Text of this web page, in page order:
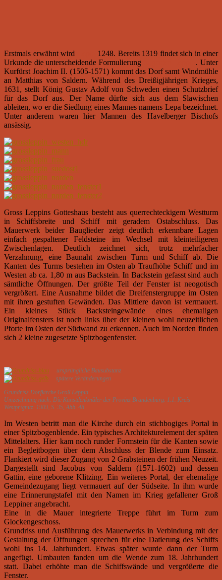
Erstmals erwähnt wird
1248. Bereits 1319 findet sich in einer
Urkunde die unterscheidende Formulierung
. Unter
Kurfürst Joachim II. (1505-1571) kommt das Dorf samt Windmühle
an Matthias von Saldern. Während des Dreißigjährigen Krieges,
1631, stellt König Gustav Adolf von Schweden einen Schutzbrief
für das Dorf aus. Der Name dürfte sich aus dem Slawischen
ableiten, wo er die Siedlung eines Mannes namens Lepa bezeichnet.
Unter anderem waren hier Mannen des Havelberger Bischofs
ansässig.
Gross Leppins Gotteshaus besteht aus querrechteckigem Westturm
in Schiffsbreite und Schiff mit geradem Ostabschluss. Das
Mauerwerk beider Bauglieder zeigt deutlich erkennbare Lagen
einfach gespaltener Feldsteine im Wechsel mit kleinteiligeren
Zwischenlagen. Deutlich zeichnet sich, trotz mehrfacher
Verzahnung, eine Baunaht zwischen Turm und Schiff ab. Die
Kanten des Turms bestehen im Osten ab Traufhöhe Schiff und im
Westen ab ca. 1,80 m aus Backstein. In Backstein gefasst sind auch
sämtliche Öffnungen. Der größte Teil der Fenster ist neogotisch
vergrößert. Eine Ausnahme bildet die Dreifenstergruppe im Osten
mit ihren gestuften Gewänden. Das Mittlere davon ist vermauert.
Ein kleines Stück Backsteingewände eines ehemaligen
Originalfensters ist noch links über der kleinen wohl neuzeitlichen
Pforte im Osten der Südwand zu erkennen. Auch im Norden finden
sich 2 kleine zugesetzte Spitzbogenfenster.
ursprüngliche Bausubstanz
spätere Veränderungen
Grundriss Dorfkirche Groß Leppin
Umzeichnung nach: Die Kunstdenkmäler der Provinz Brandenburg. 1.1. Kreis
Westprignitz. 1909, S. 35, Abb. 48
Im Westen betritt man die Kirche durch ein stichbogiges Portal in
einer Spitzbogenblende. Ein typisches Architekturelement der späten
Mittelalters. Hier kam noch runder Formstein für die Kanten sowie
ein Begleitbogen über dem Abschluss der Blende zum Einsatz.
Flankiert wird dieser Zugang von 2 Grabsteinen der frühen Neuzeit.
Dargestellt sind Jacobus von Saldern (1571-1602) und dessen
Gattin, eine geborene Klitzing. Ein weiteres Portal, der ehemalige
Gemeindezugang liegt vermauert auf der Südseite. In ihm wurde
eine Erinnerungstafel mit den Namen im Krieg gefallener Groß
Leppiner angebracht.
Eine in die Mauer integrierte Treppe führt im Turm zum
Glockengeschoss.
Grundriss und Ausführung des Mauerwerks in Verbindung mit der
Gestaltung der Öffnungen sprechen für eine Datierung des Schiffs
wohl ins 14. Jahrhundert. Etwas später wurde dann der Turm
angefügt. Umbauten fanden um die Wende zum 18. Jahrhundert
statt. Dabei erhöhte man die Schiffswände und vergrößerte die
Fenster.